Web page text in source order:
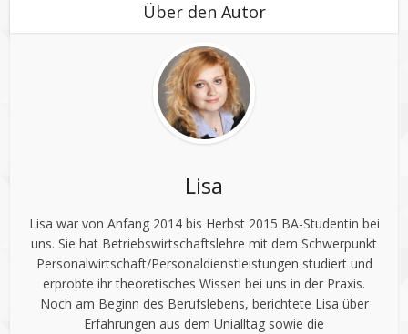
Über den Autor
Lisa
Lisa war von Anfang 2014 bis Herbst 2015 BA-Studentin bei
uns. Sie hat Betriebswirtschaftslehre mit dem Schwerpunkt
Personalwirtschaft/Personaldienstleistungen studiert und
erprobte ihr theoretisches Wissen bei uns in der Praxis.
Noch am Beginn des Berufslebens, berichtete Lisa über
Erfahrungen aus dem Unialltag sowie die